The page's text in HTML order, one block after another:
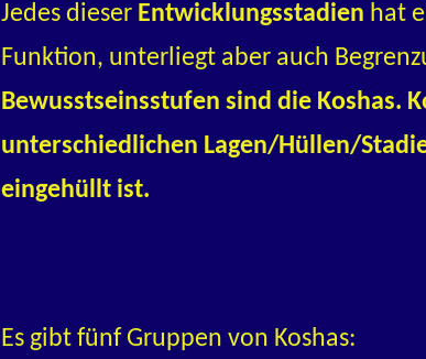
Jedes dieser Entwicklungsstadien hat
Funktion, unterliegt aber auch
Bewusstseinsstufen sind die Koshas.
unterschiedlichen Lagen/Hüllen/
eingehüllt ist.
Es gibt fünf Gruppen von Koshas: